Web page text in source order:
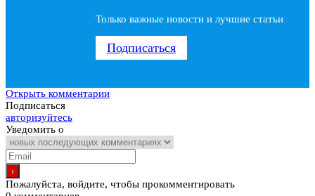
Только важные новости и лучшие статьи
Подписаться
Открыть комментарии
Подписаться
авторизуйтесь
Уведомить о
Пожалуйста, войдите, чтобы прокомментировать